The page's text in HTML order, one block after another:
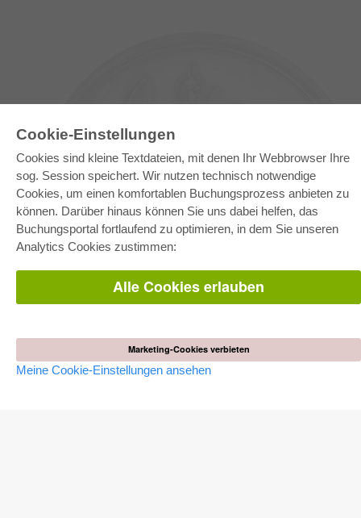
Cookie-Einstellungen
Cookies sind kleine Textdateien, mit denen Ihr Webbrowser Ihre
sog. Session speichert. Wir nutzen technisch notwendige
Cookies, um einen komfortablen Buchungsprozess anbieten zu
können. Darüber hinaus können Sie uns dabei helfen, das
Buchungsportal fortlaufend zu optimieren, in dem Sie unseren
Analytics Cookies zustimmen:
Alle Cookies erlauben
Marketing-Cookies verbieten
Meine Cookie-Einstellungen ansehen
E-COLLECTION
Gesamtpaket
Fachbereichspakete
Häufig gestellte Fragen (FAQ)
Versandkosten
AGB